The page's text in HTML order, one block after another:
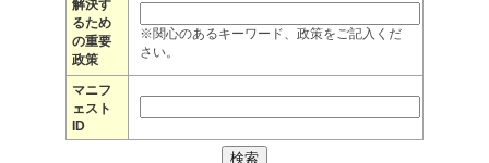
解決す
るため
の重要
政策
※関心のあるキーワード、政策をご記入くだ
さい。
マニフ
ェスト
ID